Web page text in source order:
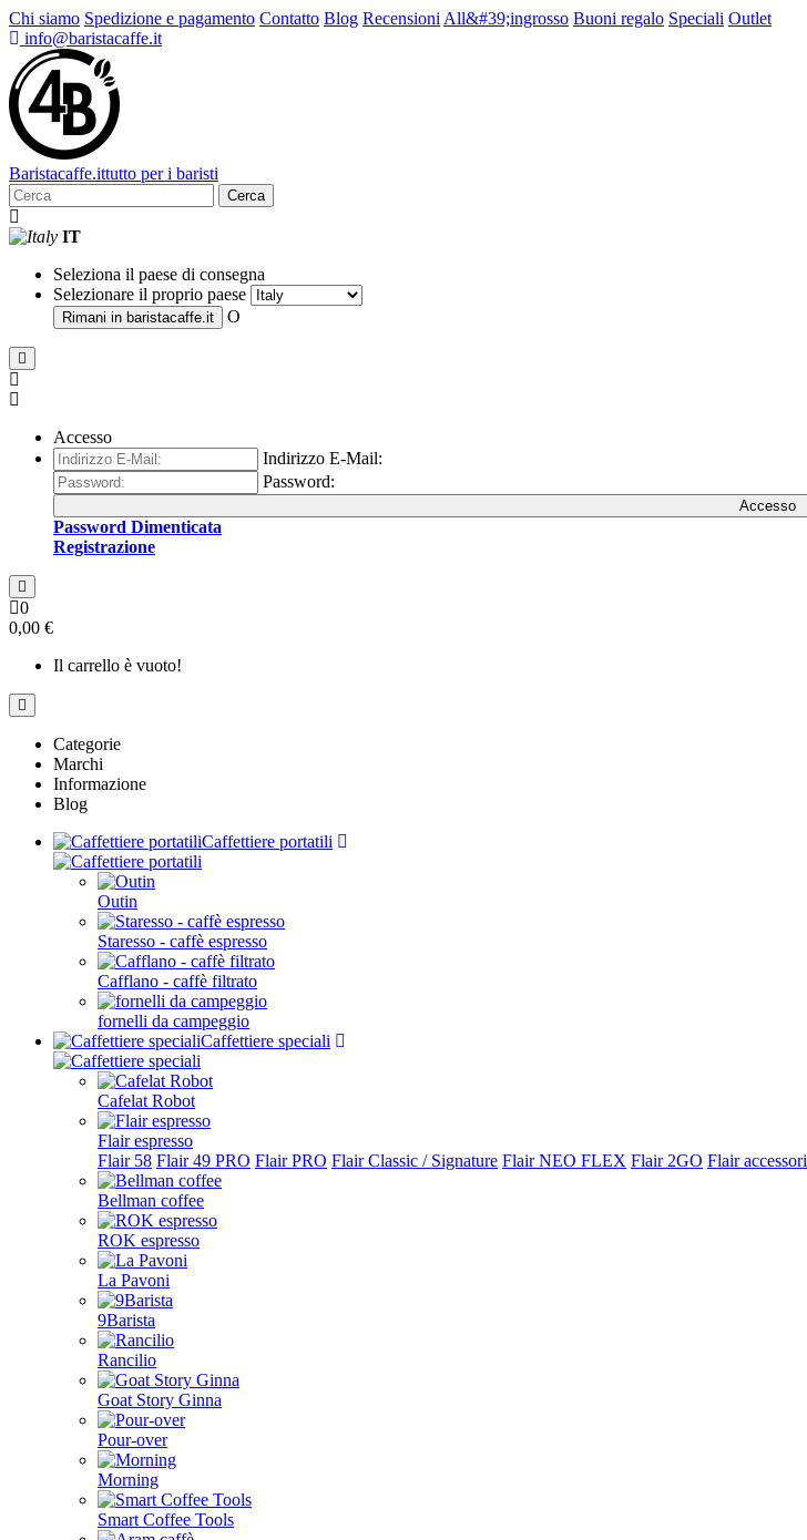
Chi siamo Spedizione e pagamento Contatto Blog Recensioni All&#39;ingrosso Buoni regalo Speciali Outlet
info@baristacaffe.it
Baristacaffe.ittutto per i baristi
Cerca
IT
Seleziona il paese di consegna
Selezionare il proprio paese
Rimani in baristacaffe.it O
Accesso
Indirizzo E-Mail:
Password:
Accesso
Password Dimenticata
Registrazione
0
0,00 €
Il carrello è vuoto!
Categorie
Marchi
Informazione
Blog
Caffettiere portatili
Outin
Staresso - caffè espresso
Cafflano - caffè filtrato
fornelli da campeggio
Caffettiere speciali
Cafelat Robot
Flair espresso
Flair 58 Flair 49 PRO Flair PRO Flair Classic / Signature Flair NEO FLEX Flair 2GO Flair accessori
Bellman coffee
ROK espresso
La Pavoni
9Barista
Rancilio
Goat Story Ginna
Pour-over
Morning
Smart Coffee Tools